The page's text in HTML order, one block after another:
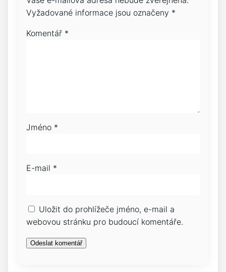
Vyžadované informace jsou označeny *
Komentář *
Jméno *
E-mail *
Uložit do prohlížeče jméno, e-mail a
webovou stránku pro budoucí komentáře.